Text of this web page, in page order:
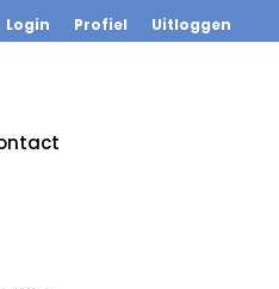
Login Profiel Uitloggen